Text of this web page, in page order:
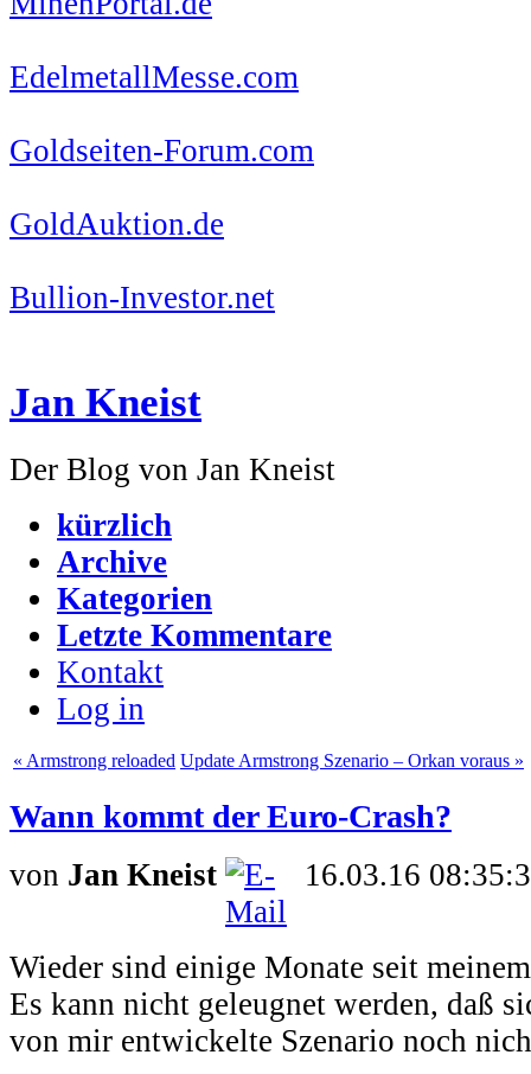
EdelmetallMesse.com
Goldseiten-Forum.com
GoldAuktion.de
Bullion-Investor.net
Jan Kneist
Der Blog von Jan Kneist
kürzlich
Archive
Kategorien
Letzte Kommentare
Kontakt
Log in
« Armstrong reloaded Update Armstrong Szenario – Orkan voraus »
Wann kommt der Euro-Crash?
von Jan Kneist 16.03.16
Wieder sind einige Monate seit
Es kann nicht geleugnet werden, daß
von mir entwickelte Szenario noch